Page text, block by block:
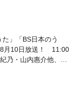
」「BS日本のう
8月10日放送！ 11:00
乃・山内惠介他、